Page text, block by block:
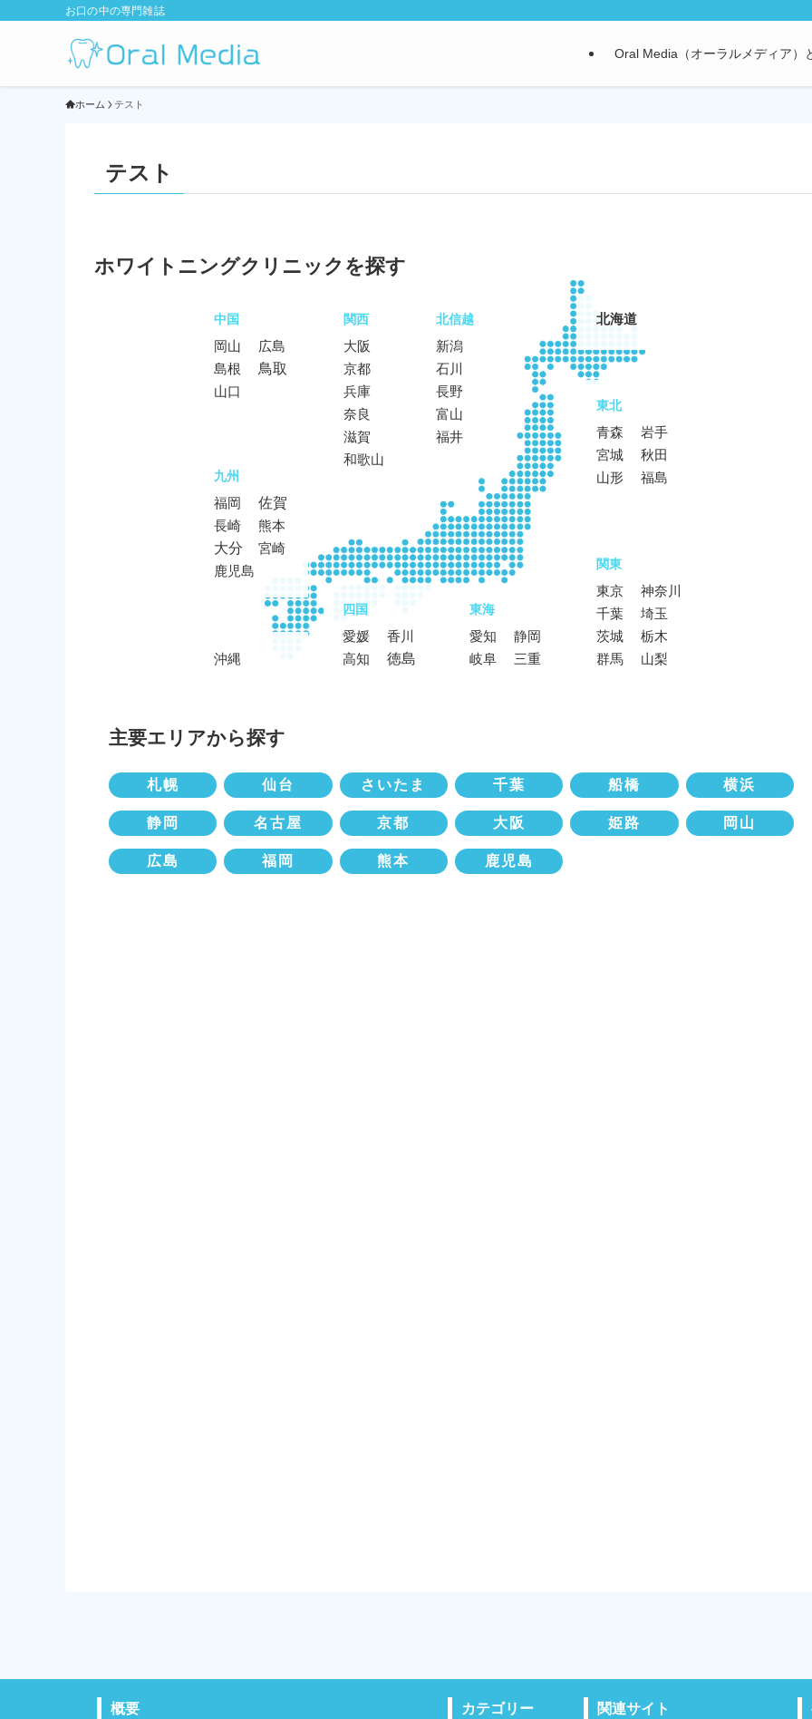
お口の中の専門雑誌
Oral Media（オーラルメディア）
ホーム テスト
テスト
ホワイトニングクリニックを探す
北海道
東北
青森
岩手
宮城
秋田
山形
福島
関東
東京
神奈川
千葉
埼玉
茨城
栃木
群馬
山梨
北信越
新潟
石川
長野
富山
福井
東海
愛知
静岡
岐阜
三重
関西
大阪
京都
兵庫
奈良
滋賀
和歌山
四国
愛媛
香川
高知
徳島
中国
岡山
広島
島根
鳥取
山口
九州
福岡
佐賀
長崎 熊本
大分
宮崎
鹿児島
沖縄
主要エリアから探す
札幌 仙台 さいたま 千葉 船橋 横浜
静岡 名古屋 京都 大阪 姫路 岡山
広島 福岡 熊本 鹿児島
概要 カテゴリー 関連サイト